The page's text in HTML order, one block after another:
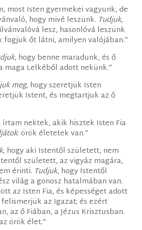
most Isten gyermekei vagyunk, de
hogy mivé leszünk. Tudjuk,
lesz, hasonlóvá leszünk
fogjuk őt látni, amilyen valójában.”
, hogy benne maradunk, és ő
maga Lelkéből adott nekünk.”
meg, hogy szeretjük Isten
Istent, és megtartjuk az ő
írtam nektek, akik hisztek Isten Fia
: örök életetek van.”
, hogy aki Istentől született, nem
született, az vigyáz magára,
érinti. Tudjuk, hogy Istentől
világ a gonosz hatalmában van.
az Isten Fia, és képességet adott
az Igazat; és ezért
az ő Fiában, a Jézus Krisztusban.
örök élet.”